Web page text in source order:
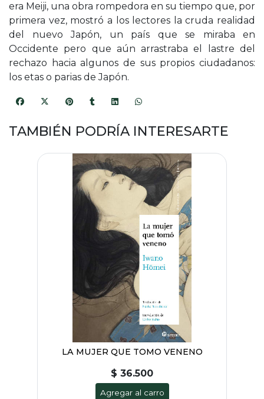
era Meiji, una obra rompedora en su tiempo que, por
primera vez, mostró a los lectores la cruda realidad
del nuevo Japón, un país que se miraba en
Occidente pero que aún arrastraba el lastre del
rechazo hacia algunos de sus propios ciudadanos:
los etas o parias de Japón.
TAMBIÉN PODRÍA INTERESARTE
LA MUJER QUE TOMO VENENO
$ 36.500
Agregar al carro